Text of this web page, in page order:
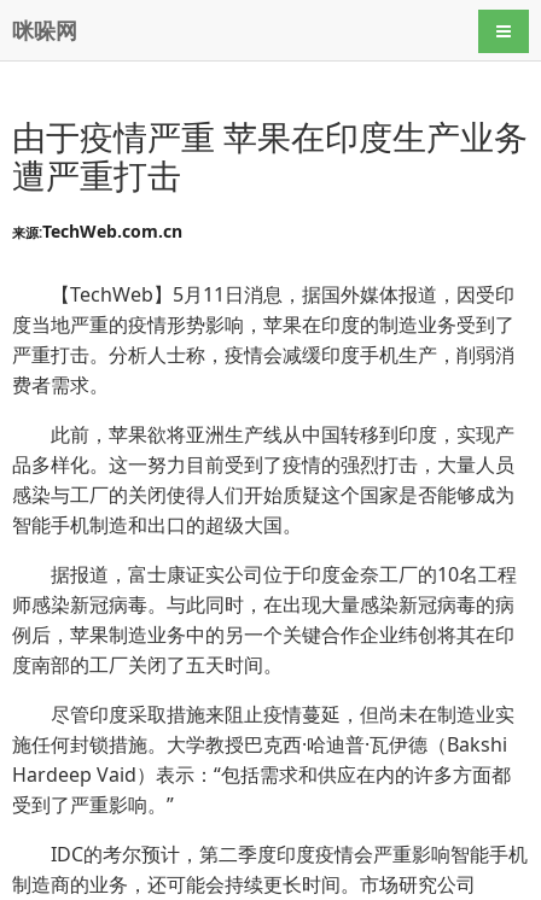
咪哚网 导航
由于疫情严重 苹果在印度生产业务
遭严重打击
来源:TechWeb.com.cn
【TechWeb】5月11日消息，据国外媒体报道，因受印
度当地严重的疫情形势影响，苹果在印度的制造业务受到了
严重打击。分析人士称，疫情会减缓印度手机生产，削弱消
费者需求。
此前，苹果欲将亚洲生产线从中国转移到印度，实现产
品多样化。这一努力目前受到了疫情的强烈打击，大量人员
感染与工厂的关闭使得人们开始质疑这个国家是否能够成为
智能手机制造和出口的超级大国。
据报道，富士康证实公司位于印度金奈工厂的10名工程
师感染新冠病毒。与此同时，在出现大量感染新冠病毒的病
例后，苹果制造业务中的另一个关键合作企业纬创将其在印
度南部的工厂关闭了五天时间。
尽管印度采取措施来阻止疫情蔓延，但尚未在制造业实
施任何封锁措施。大学教授巴克西·哈迪普·瓦伊德（Bakshi
Hardeep Vaid）表示：“包括需求和供应在内的许多方面都
受到了严重影响。”
IDC的考尔预计，第二季度印度疫情会严重影响智能手机
制造商的业务，还可能会持续更长时间。市场研究公司